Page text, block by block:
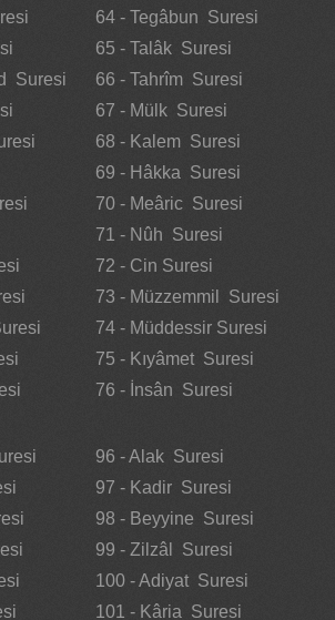
Suresi
64 - Tegâbun Suresi
65 - Talâk Suresi
66 - Tahrîm Suresi
67 - Mülk Suresi
68 - Kalem Suresi
69 - Hâkka Suresi
70 - Meâric Suresi
71 - Nûh Suresi
72 - Cin Suresi
73 - Müzzemmil Suresi
74 - Müddessir Suresi
75 - Kıyâmet Suresi
76 - İnsân Suresi
96 - Alak Suresi
97 - Kadir Suresi
98 - Beyyine Suresi
99 - Zilzâl Suresi
100 - Adiyat Suresi
101 - Kâria Suresi